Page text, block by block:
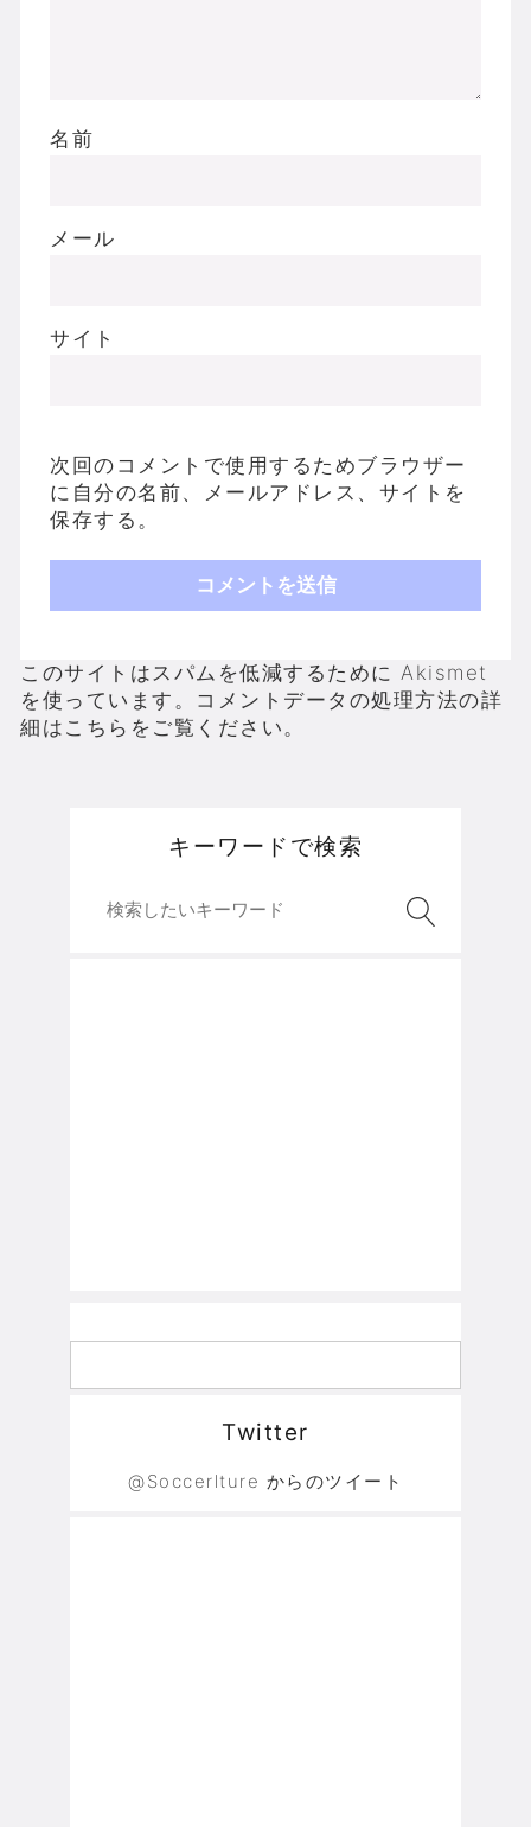
名前
メール
サイト
次回のコメントで使用するためブラウザー
に自分の名前、メールアドレス、サイトを
保存する。
このサイトはスパムを低減するために Akismet
を使っています。 コメントデータの処理方法の詳
細はこちらをご覧ください。
キーワードで検索
Twitter
@Soccerlture からのツイート